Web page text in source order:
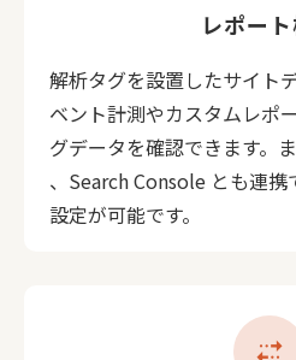
レポー
解析タグを設置したサイト
ベント計測やカスタムレポ
グデータを確認できます。
、Search Console とも連
設定が可能です。
multiple_stop